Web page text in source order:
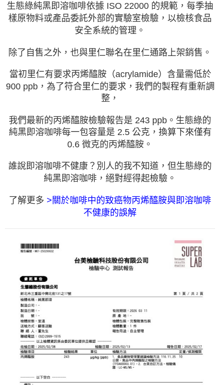
生態綠純黑即溶咖啡依據 ISO 22000 的規範，每季抽
樣原物料或產品委託外部的實驗室檢驗，以檢核食品
安全系統的管理。
除了自售之外，也與里仁聯名在里仁通路上架銷售。
當初里仁有要求丙烯醯胺（acrylamide）含量需低於
900 ppb，為了符合里仁的要求，我們的製程有重新調
整，
我們最新的丙烯醯胺檢驗報告是 243 ppb。生態綠的
純黑即溶咖啡每一包容量是 2.5 公克，換算下來僅有
0.6 微克的丙烯醯胺。
誰說即溶咖啡不健康？別人的我不知道，但生態綠的
純黑即溶咖啡，絕對經得起檢驗。
了解更多 >關於咖啡中的致癌物丙烯醯胺與即溶咖啡
不健康的誤解